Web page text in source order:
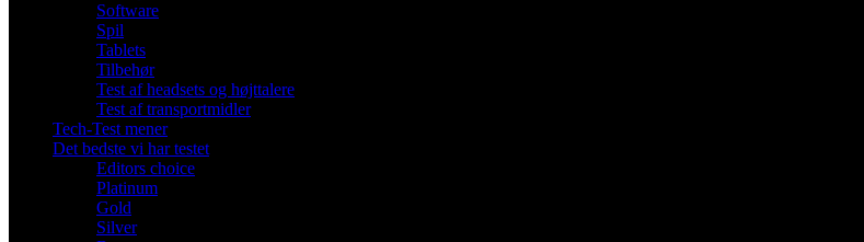
Software
Spil
Tablets
Tilbehør
Test af headsets og højttalere
Test af transportmidler
Tech-Test mener
Det bedste vi har testet
Editors choice
Platinum
Gold
Silver